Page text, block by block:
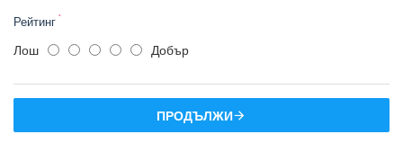
Рейтинг
Лош Добър
ПРОДЪЛЖИ